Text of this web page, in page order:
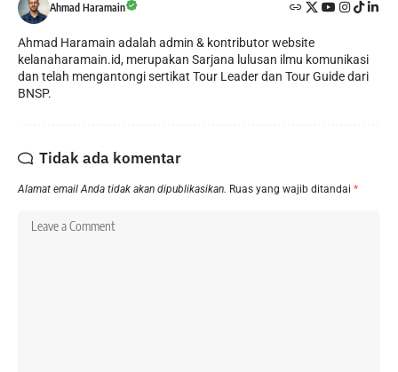
Ahmad Haramain
Ahmad Haramain adalah admin & kontributor website
kelanaharamain.id, merupakan Sarjana lulusan ilmu komunikasi
dan telah mengantongi sertikat Tour Leader dan Tour Guide dari
BNSP.
Tidak ada komentar
Alamat email Anda tidak akan dipublikasikan. Ruas yang wajib ditandai *